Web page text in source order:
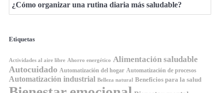
¿Cómo organizar una rutina diaria más saludable?
Etiquetas
Actividades al aire libre Ahorro energético Alimentación saludable
Autocuidado Automatización del hogar Automatización de procesos
Automatización industrial Belleza natural Beneficios para la salud